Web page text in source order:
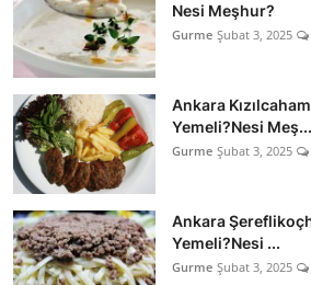
Nesi Meşhur?
Gurme Şubat 3, 2025
Ankara
Yemeli?Nesi Meş...
Gurme Şubat 3, 2025
Ankara
Yemeli?Nesi ...
Gurme Şubat 3, 2025